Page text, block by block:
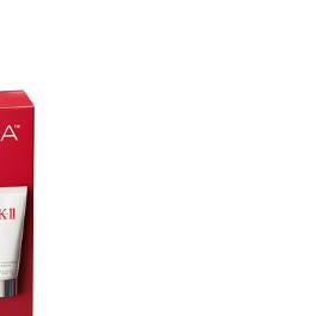
KIT SOIN DU VISAGE PITERA AURA